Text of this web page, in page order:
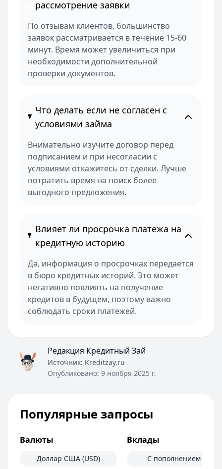
рассмотрение заявки
По отзывам клиентов, большинство
заявок рассматривается в течение 15-60
минут. Время может увеличиться при
необходимости дополнительной
проверки документов.
Что делать если не согласен с
условиями займа
Внимательно изучите договор перед
подписанием и при несогласии с
условиями откажитесь от сделки. Лучше
потратить время на поиск более
выгодного предложения.
Влияет ли просрочка платежа на
кредитную историю
Да, информация о просрочках передается
в бюро кредитных историй. Это может
негативно повлиять на получение
кредитов в будущем, поэтому важно
соблюдать сроки платежей.
Редакция Кредитный Зай
Источник: Kreditzay.ru
Опубликовано: 9 ноября 2025 г.
Популярные запросы
Валюты
Доллар США (USD)
Вклады
С пополнением